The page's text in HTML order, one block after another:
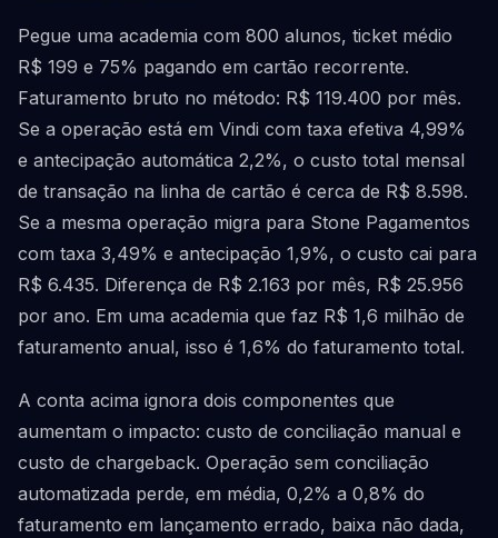
Pegue uma academia com 800 alunos, ticket médio
R$ 199 e 75% pagando em cartão recorrente.
Faturamento bruto no método: R$ 119.400 por mês.
Se a operação está em Vindi com taxa efetiva 4,99%
e antecipação automática 2,2%, o custo total mensal
de transação na linha de cartão é cerca de R$ 8.598.
Se a mesma operação migra para Stone Pagamentos
com taxa 3,49% e antecipação 1,9%, o custo cai para
R$ 6.435. Diferença de R$ 2.163 por mês, R$ 25.956
por ano. Em uma academia que faz R$ 1,6 milhão de
faturamento anual, isso é 1,6% do faturamento total.
A conta acima ignora dois componentes que
aumentam o impacto: custo de conciliação manual e
custo de chargeback. Operação sem conciliação
automatizada perde, em média, 0,2% a 0,8% do
faturamento em lançamento errado, baixa não dada,